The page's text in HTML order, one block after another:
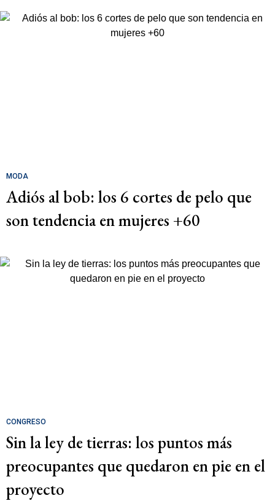
MODA
Adiós al bob: los 6 cortes de pelo que
son tendencia en mujeres +60
CONGRESO
Sin la ley de tierras: los puntos más
preocupantes que quedaron en pie en el
proyecto